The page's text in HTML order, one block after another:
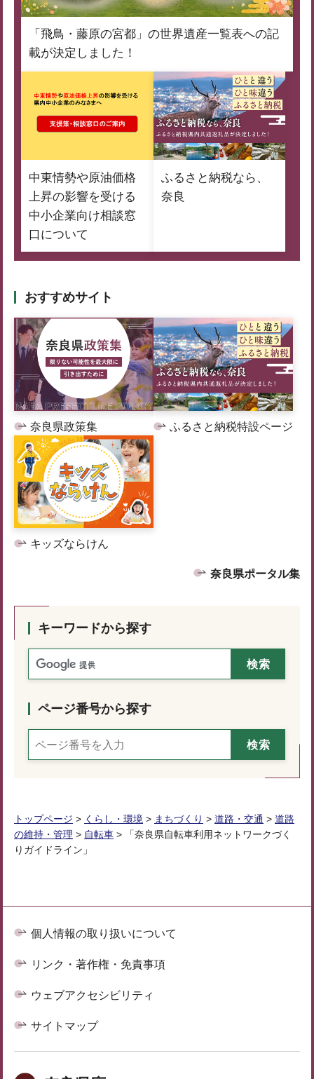
「飛鳥・藤原の宮都」の世界遺産一覧表への記
載が決定しました！
中東情勢や原油価格
上昇の影響を受ける
中小企業向け相談窓
口について
ふるさと納税なら、
奈良
おすすめサイト
奈良県政策集 ふるさと納税特設ページ
キッズならけん
奈良県ポータル集
キーワードから探す
ページ番号から探す
トップページ > くらし・環境 > まちづくり > 道路・交通 > 道路
の維持・管理 > 自転車 > 「奈良県自転車利用ネットワークづく
りガイドライン」
個人情報の取り扱いについて
リンク・著作権・免責事項
ウェブアクセシビリティ
サイトマップ